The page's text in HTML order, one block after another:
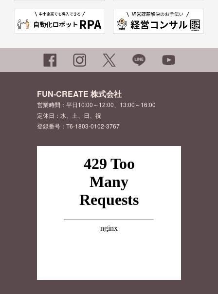
FUN-CREATE 株式会社
営業時間：平日10:00～12:00、13:00～16:00
定休日：水、土、日、祝
登録番号：T6-1803-0102-3767